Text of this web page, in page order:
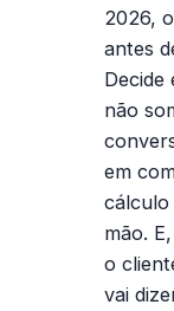
2026,
antes
Decide
não
em
cálculo
mão.
o
vai